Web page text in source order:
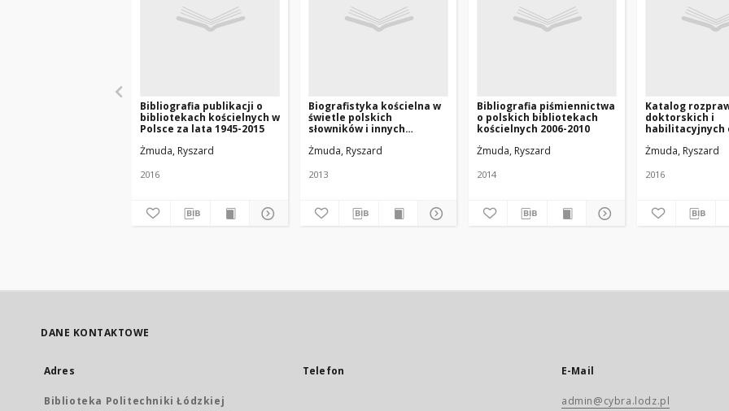
Bibliografia publikacji o
bibliotekach kościelnych w
Polsce za lata 1945-2015
Żmuda, Ryszard
2016
Biografistyka kościelna w
świetle polskich
słowników i innych
Żmuda, Ryszard
2013
Bibliografia piśmiennictwa
o polskich bibliotekach
kościelnych 2006-2010
Żmuda, Ryszard
2014
Katalog
doktorskich i
habilitacyjnych
magisterskich o
Polsce za lata
Żmuda, Ryszard
2016
DANE KONTAKTOWE
Adres
Biblioteka Politechniki Łódzkiej
Telefon E-Mail
admin@cybra.lodz.pl